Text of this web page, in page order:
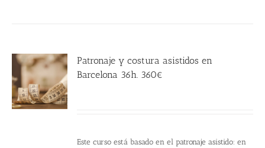
Patronaje y costura asistidos en
Barcelona 36h. 360€
Este curso está basado en el patronaje asistido: en